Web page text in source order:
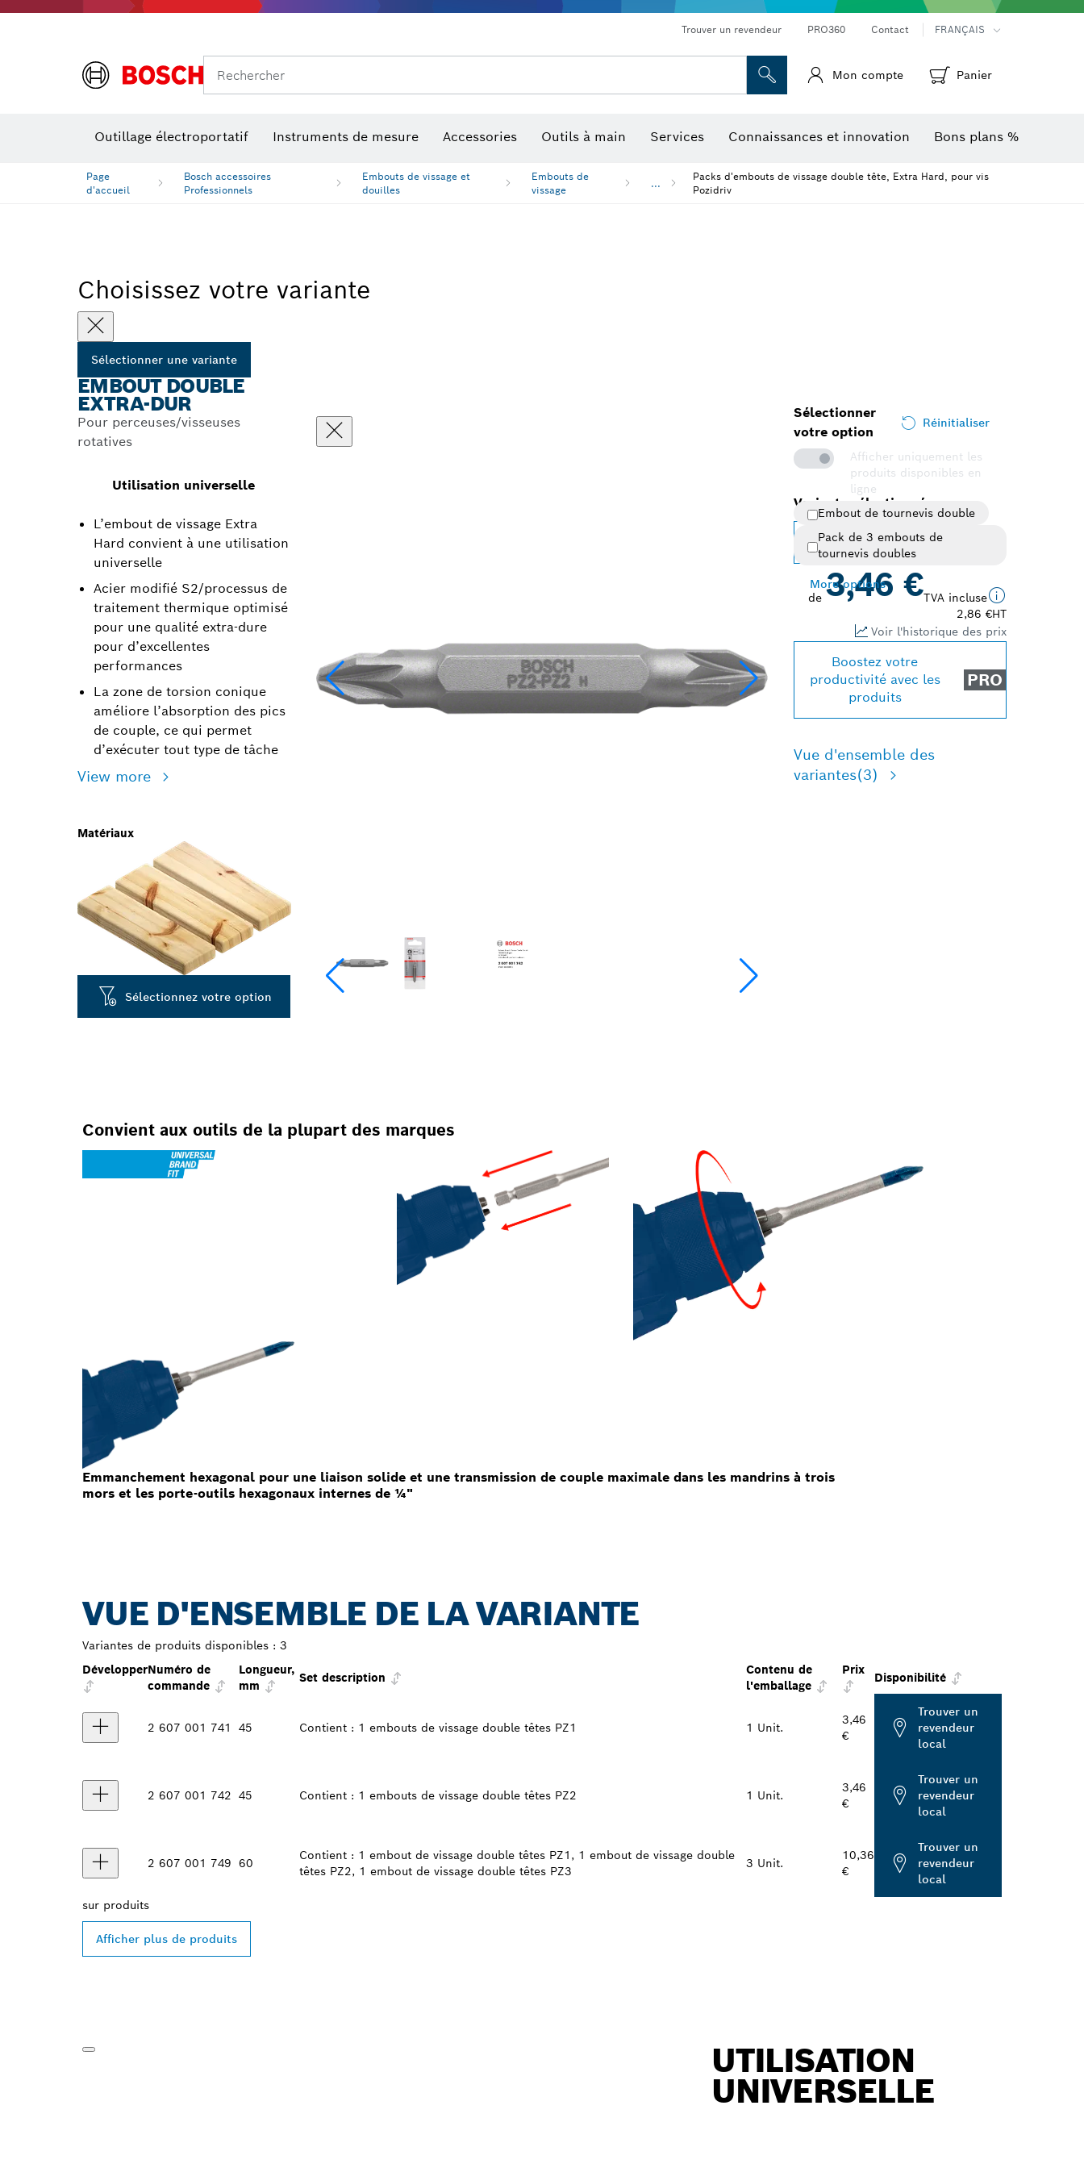
Trouver un revendeur PRO360 Contact FRANÇAIS
Rechercher Mon compte Panier
Outillage électroportatif Instruments de mesure Accessories Outils à main Services Connaissances et innovation Bons plans %
Page
d'accueil
Bosch accessoires
Professionnels
Embouts de vissage et
douilles
Embouts de
vissage
...
Packs d'embouts de vissage double tête, Extra Hard, pour vis
Pozidriv
Choisissez votre variante
Sélectionner une variante
EMBOUT DOUBLE
EXTRA-DUR
Pour perceuses/visseuses
rotatives
Utilisation universelle
L’embout de vissage Extra
Hard convient à une utilisation
universelle
Acier modifié S2/processus de
traitement thermique optimisé
pour une qualité extra-dure
pour d’excellentes
performances
La zone de torsion conique
améliore l’absorption des pics
de couple, ce qui permet
d’exécuter tout type de tâche
View more
Matériaux
Sélectionnez votre option
Sélectionner
votre option
Réinitialiser
Afficher uniquement les
produits disponibles en
ligne
Embout de tournevis double
Pack de 3 embouts de
tournevis doubles
More options
Variante sélectionnée
Changer de variante
de 3,46 €TVA incluse
2,86 €HT
Voir l'historique des prix
Boostez votre
productivité avec les
produits
PRO
Vue d'ensemble des
variantes(3)
Convient aux outils de la plupart des marques
Emmanchement hexagonal pour une liaison solide et une transmission de couple maximale dans les mandrins à trois
mors et les porte-outils hexagonaux internes de ¼"
VUE D'ENSEMBLE DE LA VARIANTE
Variantes de produits disponibles : 3
DévelopperNuméro de
commande
Longueur,
mm
Set description
Contenu de
l'emballage
Prix
Disponibilité
2 607 001 741 45 Contient : 1 embouts de vissage double têtes PZ1 1 Unit.
3,46
€
Trouver un
revendeur
local
2 607 001 742 45 Contient : 1 embouts de vissage double têtes PZ2 1 Unit.
3,46
€
Trouver un
revendeur
local
2 607 001 749 60
Contient : 1 embout de vissage double têtes PZ1, 1 embout de vissage double
têtes PZ2, 1 embout de vissage double têtes PZ3
3 Unit.
10,36
€
Trouver un
revendeur
local
sur produits
Afficher plus de produits
UTILISATION
UNIVERSELLE